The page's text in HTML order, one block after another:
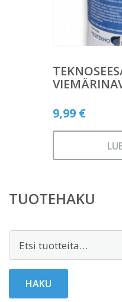
9,99 €
TUOTEHAKU
HAKU